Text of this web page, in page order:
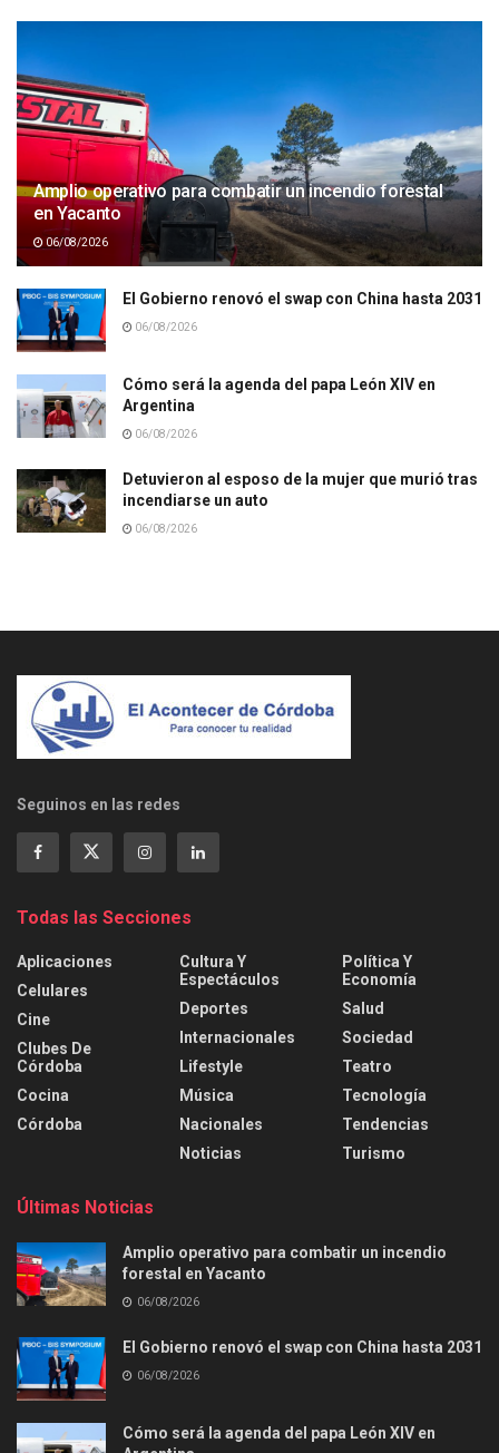
Amplio operativo para combatir un incendio forestal
en Yacanto
06/08/2026
El Gobierno renovó el swap con China hasta 2031
06/08/2026
Cómo será la agenda del papa León XIV en
Argentina
06/08/2026
Detuvieron al esposo de la mujer que murió tras
incendiarse un auto
06/08/2026
Seguinos en las redes
Todas las Secciones
Aplicaciones
Celulares
Cine
Clubes De
Córdoba
Cocina
Córdoba
Cultura Y
Espectáculos
Deportes
Internacionales
Lifestyle
Música
Nacionales
Noticias
Política Y
Economía
Salud
Sociedad
Teatro
Tecnología
Tendencias
Turismo
Últimas Noticias
Amplio operativo para combatir un incendio
forestal en Yacanto
06/08/2026
El Gobierno renovó el swap con China hasta 2031
06/08/2026
Cómo será la agenda del papa León XIV en